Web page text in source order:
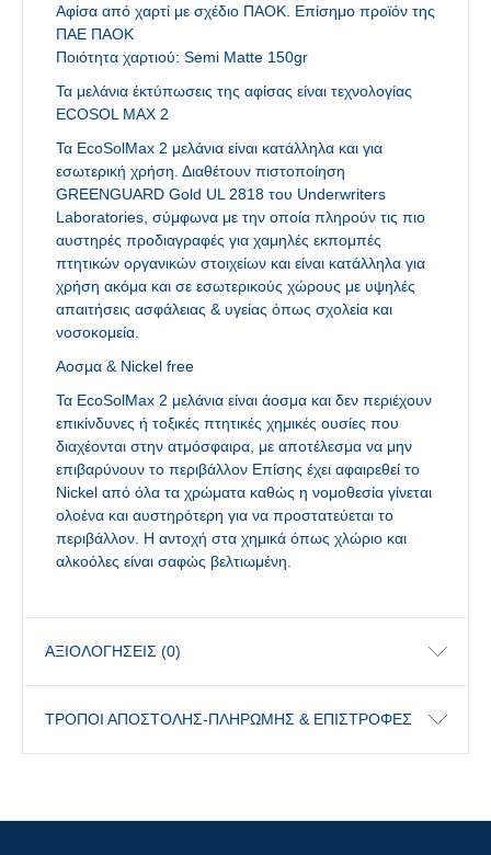
Αφίσα από χαρτί με σχέδιο ΠΑΟΚ. Επίσημο προϊόν της
ΠΑΕ ΠΑΟΚ
Ποιότητα χαρτιού: Semi Matte 150gr
Τα μελάνια έκτύπωσεις της αφίσας είναι τεχνολογίας
ECOSOL ΜΑΧ 2
Τα EcoSolMax 2 μελάνια είναι κατάλληλα και για
εσωτερική χρήση. Διαθέτουν πιστοποίηση
GREENGUARD Gold UL 2818 του Underwriters
Laboratories, σύμφωνα με την οποία πληρούν τις πιο
αυστηρές προδιαγραφές για χαμηλές εκπομπές
πτητικών οργανικών στοιχείων και είναι κατάλληλα για
χρήση ακόμα και σε εσωτερικούς χώρους με υψηλές
απαιτήσεις ασφάλειας & υγείας όπως σχολεία και
νοσοκομεία.
Αοσμα & Nickel free
Τα EcoSolMax 2 μελάνια είναι άοσμα και δεν περιέχουν
επικίνδυνες ή τοξικές πτητικές χημικές ουσίες που
διαχέονται στην ατμόσφαιρα, με αποτέλεσμα να μην
επιβαρύνουν το περιβάλλον Επίσης έχει αφαιρεθεί το
Nickel από όλα τα χρώματα καθώς η νομοθεσία γίνεται
ολοένα και αυστηρότερη για να προστατεύεται το
περιβάλλον. Η αντοχή στα χημικά όπως χλώριο και
αλκοόλες είναι σαφώς βελτιωμένη.
ΑΞΙΟΛΟΓΉΣΕΙΣ (0)
ΤΡΟΠΟΙ ΑΠΟΣΤΟΛΗΣ-ΠΛΗΡΩΜΗΣ & ΕΠΙΣΤΡΟΦΕΣ